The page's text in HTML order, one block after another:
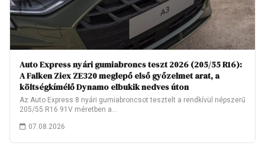
Auto Express nyári gumiabroncs teszt 2026 (205/55 R16):
A Falken Ziex ZE320 meglepő első győzelmet arat, a
költségkímélő Dynamo elbukik nedves úton
Az Auto Express 8 nyári gumiabroncsot tesztelt a rendkívül népszerű
205/55 R16 91V méretben a…
07.08.2026